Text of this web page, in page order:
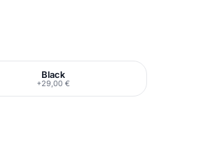
Black
+29,00 €